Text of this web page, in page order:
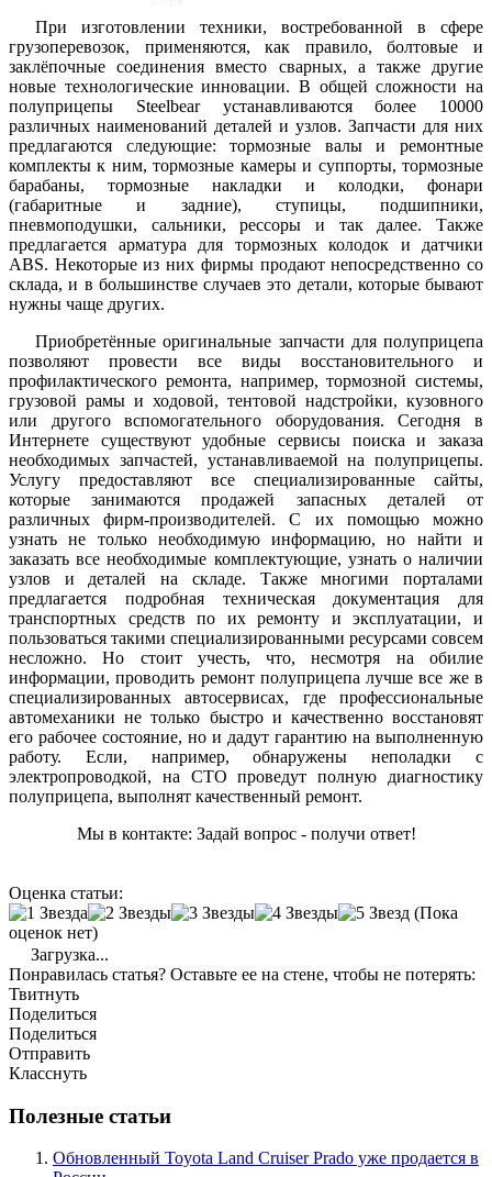
При изготовлении техники, востребованной в сфере
грузоперевозок, применяются, как правило, болтовые и
заклёпочные соединения вместо сварных, а также другие
новые технологические инновации. В общей сложности на
полуприцепы Steelbear устанавливаются более 10000
различных наименований деталей и узлов. Запчасти для них
предлагаются следующие: тормозные валы и ремонтные
комплекты к ним, тормозные камеры и суппорты, тормозные
барабаны, тормозные накладки и колодки, фонари
(габаритные и задние), ступицы, подшипники,
пневмоподушки, сальники, рессоры и так далее. Также
предлагается арматура для тормозных колодок и датчики
ABS. Некоторые из них фирмы продают непосредственно со
склада, и в большинстве случаев это детали, которые бывают
нужны чаще других.
Приобретённые оригинальные запчасти для полуприцепа
позволяют провести все виды восстановительного и
профилактического ремонта, например, тормозной системы,
грузовой рамы и ходовой, тентовой надстройки, кузовного
или другого вспомогательного оборудования. Сегодня в
Интернете существуют удобные сервисы поиска и заказа
необходимых запчастей, устанавливаемой на полуприцепы.
Услугу предоставляют все специализированные сайты,
которые занимаются продажей запасных деталей от
различных фирм-производителей. С их помощью можно
узнать не только необходимую информацию, но найти и
заказать все необходимые комплектующие, узнать о наличии
узлов и деталей на складе. Также многими порталами
предлагается подробная техническая документация для
транспортных средств по их ремонту и эксплуатации, и
пользоваться такими специализированными ресурсами совсем
несложно. Но стоит учесть, что, несмотря на обилие
информации, проводить ремонт полуприцепа лучше все же в
специализированных автосервисах, где профессиональные
автомеханики не только быстро и качественно восстановят
его рабочее состояние, но и дадут гарантию на выполненную
работу. Если, например, обнаружены неполадки с
электропроводкой, на СТО проведут полную диагностику
полуприцепа, выполнят качественный ремонт.
Мы в контакте: Задай вопрос - получи ответ!
Оценка статьи:
(Пока
оценок нет)
Загрузка...
Понравилась статья? Оставьте ее на стене, чтобы не потерять:
Твитнуть
Поделиться
Поделиться
Отправить
Класснуть
Полезные статьи
Обновленный Toyota Land Cruiser Prado уже продается в